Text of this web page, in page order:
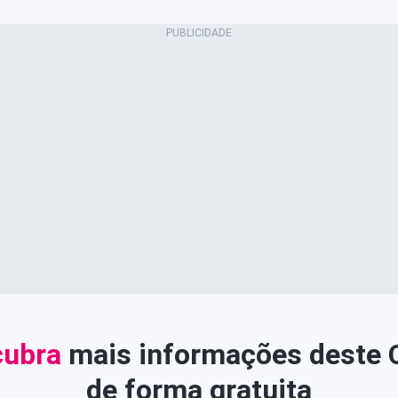
mais informações deste
de forma gratuita